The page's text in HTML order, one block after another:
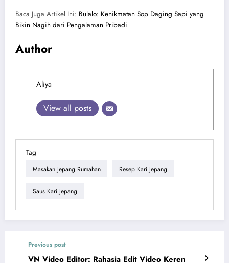
Baca Juga Artikel Ini: Bulalo: Kenikmatan Sop Daging Sapi yang
Bikin Nagih dari Pengalaman Pribadi
Author
Aliya
View all posts
Tag
Masakan Jepang Rumahan Resep Kari Jepang
Saus Kari Jepang
Previous post
VN Video Editor: Rahasia Edit Video Keren